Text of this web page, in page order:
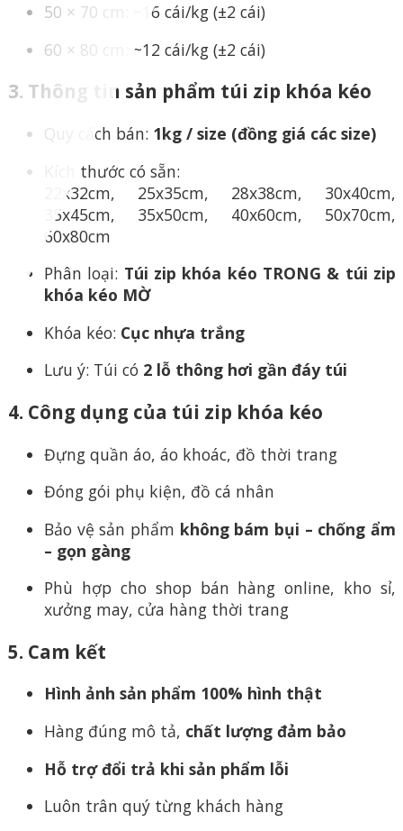
50 × 70 cm: ~16 cái/kg (±2 cái)
60 × 80 cm: ~12 cái/kg (±2 cái)
3. Thông tin sản phẩm túi zip khóa kéo
Quy cách bán: 1kg / size (đồng giá các size)
Kích thước có sẵn:
22x32cm, 25x35cm, 28x38cm, 30x40cm,
35x45cm, 35x50cm, 40x60cm, 50x70cm,
60x80cm
Phân loại: Túi zip khóa kéo TRONG & túi zip
khóa kéo MỜ
Khóa kéo: Cục nhựa trắng
Lưu ý: Túi có 2 lỗ thông hơi gần đáy túi
4. Công dụng của túi zip khóa kéo
Đựng quần áo, áo khoác, đồ thời trang
Đóng gói phụ kiện, đồ cá nhân
Bảo vệ sản phẩm không bám bụi – chống ẩm
– gọn gàng
Phù hợp cho shop bán hàng online, kho sỉ,
xưởng may, cửa hàng thời trang
5. Cam kết
Hình ảnh sản phẩm 100% hình thật
Hàng đúng mô tả, chất lượng đảm bảo
Hỗ trợ đổi trả khi sản phẩm lỗi
Luôn trân quý từng khách hàng